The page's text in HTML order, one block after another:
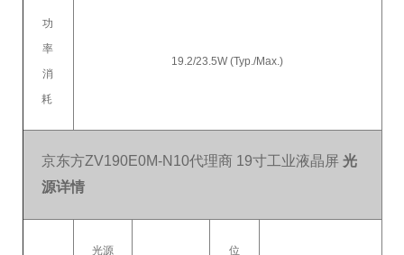
功
率
消
耗
19.2/23.5W (Typ./Max.)
京东方ZV190E0M-N10代理商 19寸工业液晶屏光
源详情
光源 位